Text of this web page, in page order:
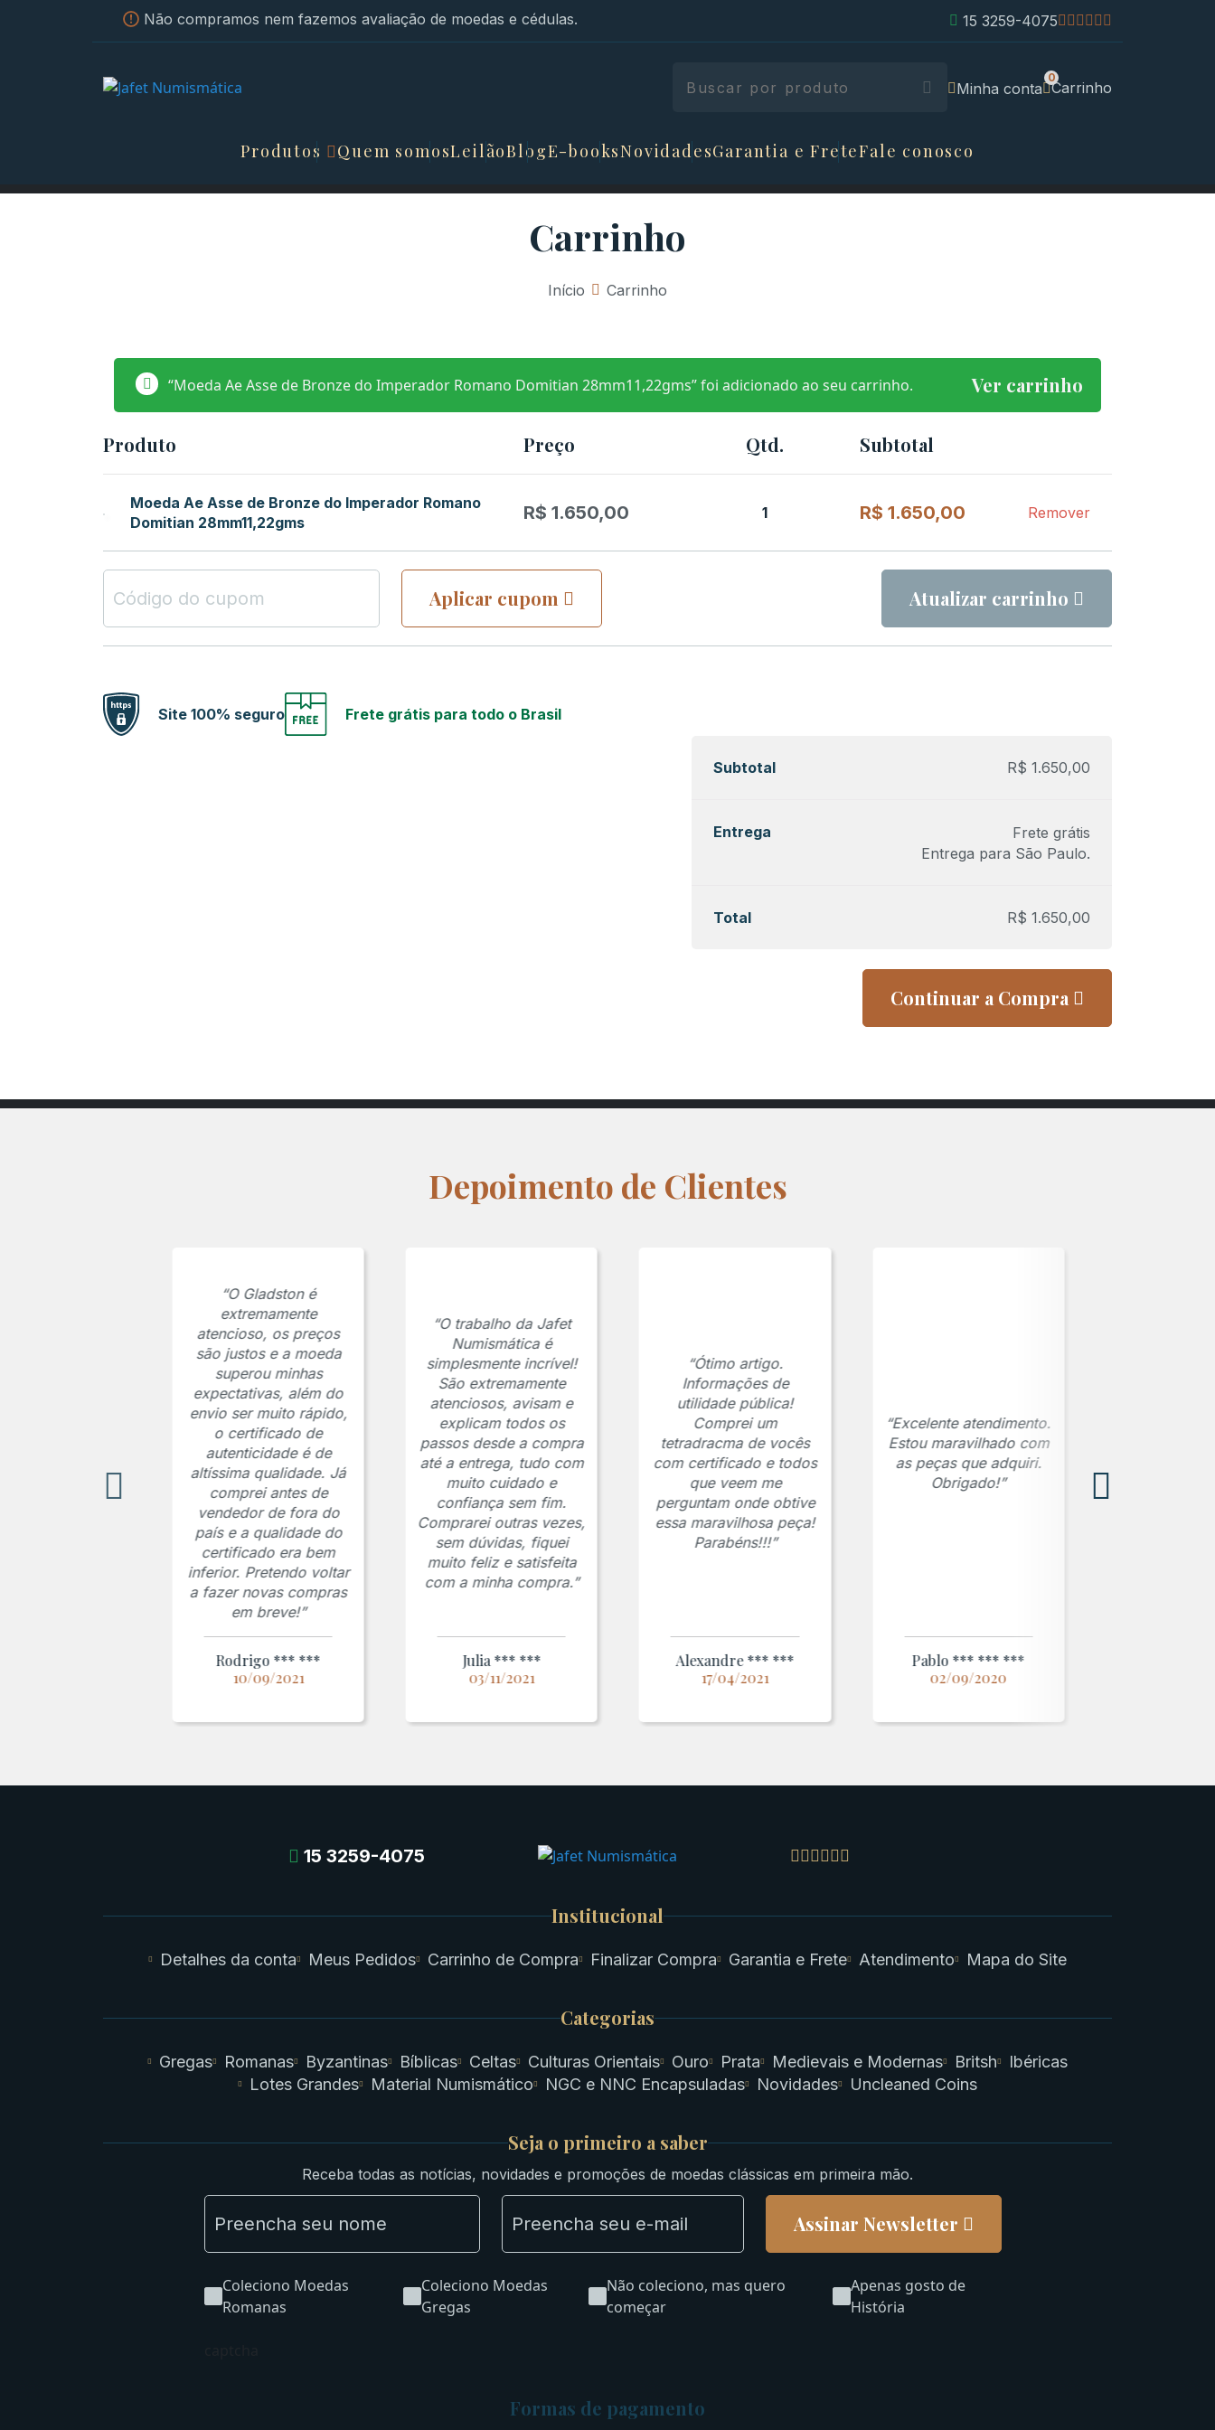
Não compramos nem fazemos avaliação de moedas e cédulas. 15 3259-4075
Minha conta Carrinho
Produtos Quem somosLeilãoBlogE-booksNovidadesGarantia e FreteFale conosco
Carrinho
Início » Carrinho
Ver carrinho
“Moeda Ae Asse de Bronze do Imperador Romano Domitian 28mm11,22gms” foi adicionado ao seu carrinho.
Produto Preço Qtd. Subtotal
item
Moeda Ae Asse de Bronze do Imperador Romano
Domitian 28mm11,22gms
R$ 1.650,00 1 R$ 1.650,00 Remover
Aplicar cupom Atualizar carrinho
Site 100% seguro Frete grátis para todo o Brasil
Subtotal R$ 1.650,00
Entrega
Frete grátis
Entrega para São Paulo.
Total R$ 1.650,00
Continuar a Compra
Depoimento de Clientes
“O Gladston é
extremamente
atencioso, os preços
são justos e a moeda
superou minhas
expectativas, além do
envio ser muito rápido,
o certificado de
autenticidade é de
altíssima qualidade. Já
comprei antes de
vendedor de fora do
país e a qualidade do
certificado era bem
inferior. Pretendo voltar
a fazer novas compras
em breve!”
Rodrigo *** ***
10/09/2021
“O trabalho da Jafet
Numismática é
simplesmente incrível!
São extremamente
atenciosos, avisam e
explicam todos os
passos desde a compra
até a entrega, tudo com
muito cuidado e
confiança sem fim.
Comprarei outras vezes,
sem dúvidas, fiquei
muito feliz e satisfeita
com a minha compra.”
Julia *** ***
03/11/2021
“Ótimo artigo.
Informações de
utilidade pública!
Comprei um
tetradracma de vocês
com certificado e todos
que veem me
perguntam onde obtive
essa maravilhosa peça!
Parabéns!!!”
Alexandre *** ***
17/04/2021
“Excelente atendimento.
Estou maravilhado com
as peças que adquiri.
Obrigado!”
Pablo *** *** ***
02/09/2020
15 3259-4075
Institucional
Detalhes da conta Meus Pedidos Carrinho de Compra Finalizar Compra Garantia e Frete Atendimento Mapa do Site
Categorias
Gregas Romanas Byzantinas Bíblicas Celtas Culturas Orientais Ouro Prata Medievais e Modernas Britsh
Ibéricas
Lotes Grandes
Material Numismático NGC e NNC Encapsuladas Novidades Uncleaned Coins
Seja o primeiro a saber
Receba todas as notícias, novidades e promoções de moedas clássicas em primeira mão.
Coleciono Moedas
Romanas
Coleciono Moedas
Gregas
Não coleciono, mas quero
começar
Apenas gosto de
História
Assinar Newsletter
Formas de pagamento